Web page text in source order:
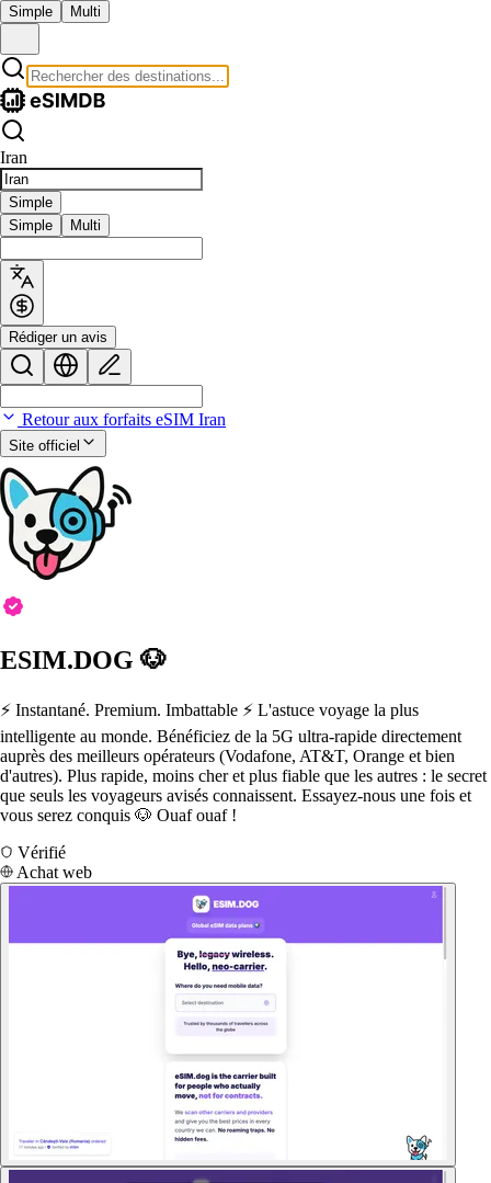
Simple Multi
Iran
Simple
Simple
Multi
Rédiger un avis
Retour aux forfaits eSIM Iran
Site officiel
ESIM.DOG 🐶
⚡️ Instantané. Premium. Imbattable ⚡️ L'astuce voyage la plus
intelligente au monde. Bénéficiez de la 5G ultra-rapide directement
auprès des meilleurs opérateurs (Vodafone, AT&T, Orange et bien
d'autres). Plus rapide, moins cher et plus fiable que les autres : le secret
que seuls les voyageurs avisés connaissent. Essayez-nous une fois et
vous serez conquis 🐶 Ouaf ouaf !
Vérifié
Achat web